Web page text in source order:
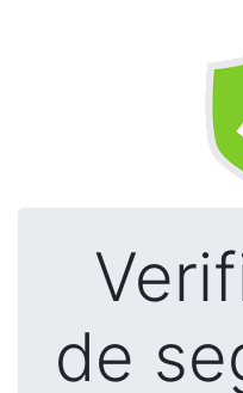
de